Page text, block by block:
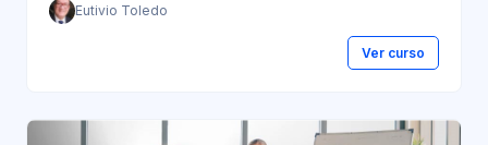
Eutivio Toledo
Ver curso